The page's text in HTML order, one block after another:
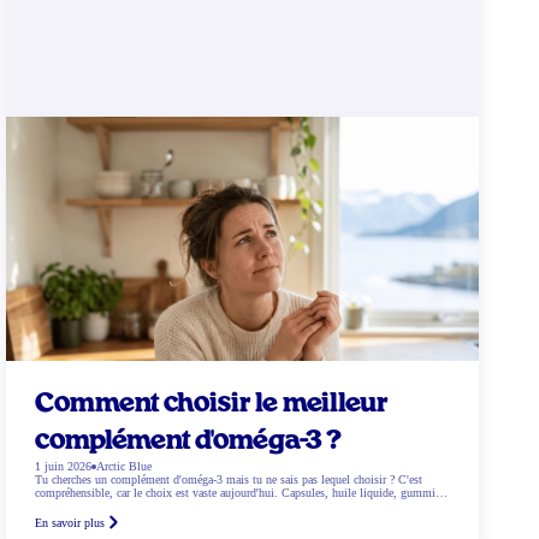
Comment choisir le meilleur
complément d'oméga-3 ?
1 juin 2026 Arctic Blue
Tu cherches un complément d'oméga-3 mais tu ne sais pas lequel choisir ? C'est
compréhensible, car le choix est vaste aujourd'hui. Capsules, huile liquide, gummies,
Et qu'est-ce qui correspond exactement à tes besoins ? Dans ce blog, nous t'aidons
En savoir plus